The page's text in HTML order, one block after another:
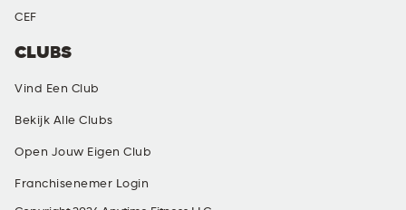
CLUBS
Vind Een Club
Bekijk Alle Clubs
Open Jouw Eigen Club
Franchisenemer Login
CEF